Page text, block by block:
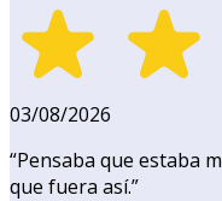
03/08/2026
“Pensaba que estaba
que fuera así.”